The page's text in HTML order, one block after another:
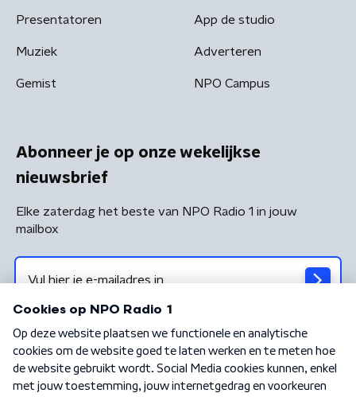
Presentatoren
Muziek
Gemist
App de studio
Adverteren
NPO Campus
Abonneer je op onze wekelijkse
nieuwsbrief
Elke zaterdag het beste van NPO Radio 1 in jouw
mailbox
Algemene voorwaarden